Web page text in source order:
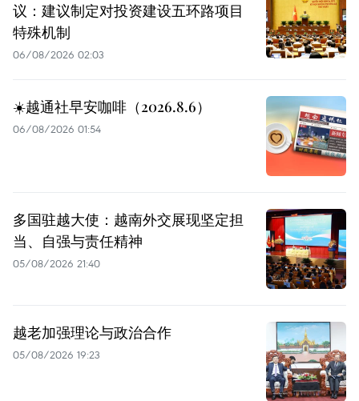
议：建议制定对投资建设五环路项目
特殊机制
06/08/2026 02:03
☀️越通社早安咖啡（2026.8.6）
06/08/2026 01:54
多国驻越大使：越南外交展现坚定担
当、自强与责任精神
05/08/2026 21:40
越老加强理论与政治合作
05/08/2026 19:23